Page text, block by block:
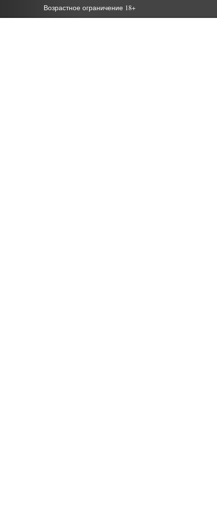
Возрастное ограничение 18+